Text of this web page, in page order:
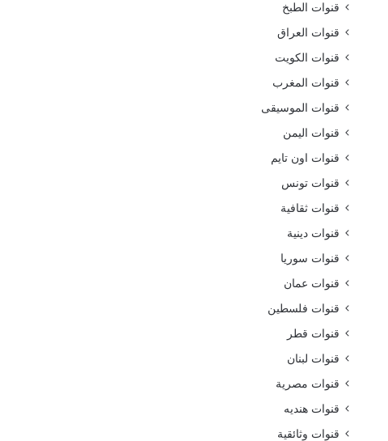
قنوات الطبخ
قنوات العراق
قنوات الكويت
قنوات المغرب
قنوات الموسيقى
قنوات اليمن
قنوات اون تايم
قنوات تونس
قنوات ثقافية
قنوات دينية
قنوات سوريا
قنوات عمان
قنوات فلسطين
قنوات قطر
قنوات لبنان
قنوات مصرية
قنوات هنديه
قنوات وثائقية